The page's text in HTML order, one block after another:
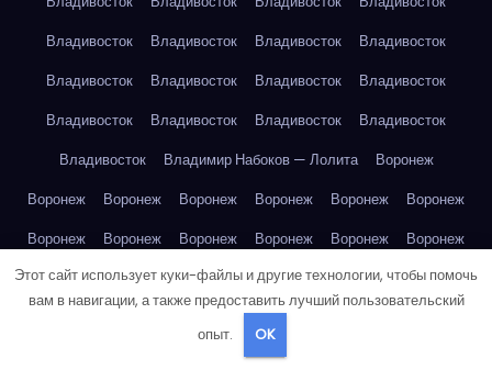
Владивосток
Владивосток Владивосток
Владивосток
Владивосток
Владивосток Владивосток
Владивосток
Владивосток
Владивосток Владивосток
Владивосток
Владивосток
Владимир Набоков — Лолита
Воронеж
Воронеж
Воронеж Воронеж Воронеж Воронеж
Воронеж
Воронеж
Воронеж Воронеж Воронеж Воронеж
Воронеж
Воронеж
Воронеж Воронеж Воронеж Воронеж
Воронеж
Габриэль Гарсиа Маркес — Сто лет одиночества
Габриэль Гарсиа Маркес — Сто лет одиночества
Этот сайт использует куки-файлы и другие технологии, чтобы помочь
вам в навигации, а также предоставить лучший пользовательский
опыт.
OK